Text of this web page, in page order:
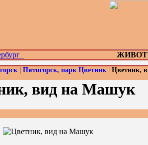
| Пятигорск, парк Цветник| Цветник,
вид на Машук